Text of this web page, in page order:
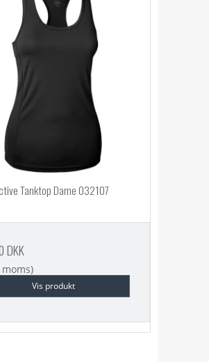
Tanktop Dame 032107
DKK
Vis produkt